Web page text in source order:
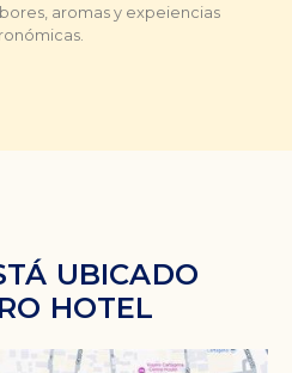
aromas y expeiencias
UBICADO
HOTEL